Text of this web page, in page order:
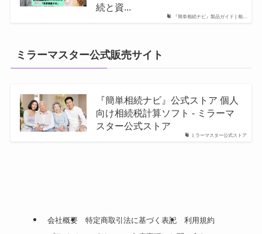
『簡単相続ナビ』製品ガイド | 相...
続と資...
ミラーマスター公式販売サイト
ミラーマスター公式ストア
『簡単相続ナビ』公式ストア 個人
向け相続税計算ソフト - ミラーマ
スター公式ストア
会社概要 特定商取引法に基づく表記
利用規約